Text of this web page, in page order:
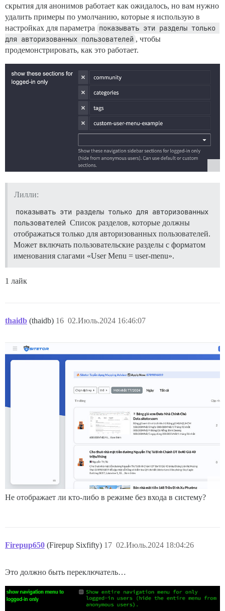
скрытия для анонимов работает как ожидалось, но вам нужно
удалить примеры по умолчанию, которые я использую в
настройках для параметра показывать эти разделы только
для авторизованных пользователей , чтобы
продемонстрировать, как это работает.
Лилли:
показывать эти разделы только для авторизованных
пользователей Список разделов, которые должны
отображаться только для авторизованных пользователей.
Может включать пользовательские разделы с форматом
именования слагами «User Menu = user-menu».
1 лайк
thaidb (thaidb) 02.Июль.2024 16:46:07
16
Не отображает ли кто-либо в режиме без входа в систему?
Firepup650 (Firepup Sixfifty) 02.Июль.2024 18:04:26
17
Это должно быть переключатель…